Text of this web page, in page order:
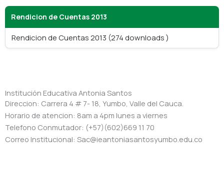
Rendicion de Cuentas 2013
Rendicion de Cuentas 2013 (274 downloads )
Institución Educativa Antonia Santos
Direccion: Carrera 4 # 7- 18, Yumbo, Valle del Cauca.
Horario de atencion: 8am a 4pm lunes a viernes
Telefono Conmutador: (+57)(602)669 11 70
Correo Institucional: Sac@ieantoniasantosyumbo.edu.co